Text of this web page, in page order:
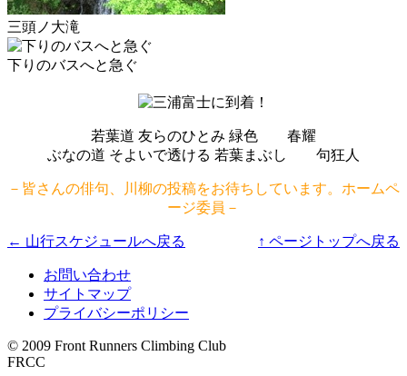
三頭ノ大滝
下りのバスへと急ぐ
若葉道 友らのひとみ 緑色 春耀
ぶなの道 そよいで透ける 若葉まぶし 句狂人
－皆さんの俳句、川柳の投稿をお待ちしています。ホームペ
ージ委員－
← 山行スケジュールへ戻る ↑ ページトップへ戻る
お問い合わせ
サイトマップ
プライバシーポリシー
© 2009 Front Runners Climbing Club
FRCC